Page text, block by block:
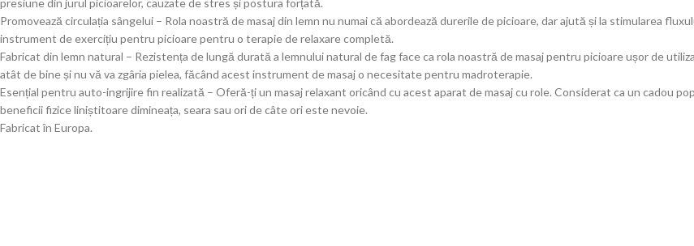
presiune din jurul picioarelor, cauzate de stres și postura forțată.
Promovează circulația sângelui – Rola noastră de masaj din lemn nu numai că abordează durerile de picioare, dar ajută și la stimularea
instrument de exercițiu pentru picioare pentru o terapie de relaxare completă.
Fabricat din lemn natural – Rezistența de lungă durată a lemnului natural de fag face ca rola noastră de masaj pentru picioare ușor de
atât de bine și nu vă va zgâria pielea, făcând acest instrument de masaj o necesitate pentru madroterapie.
Esențial pentru auto-ingrijire fin realizată – Oferă-ți un masaj relaxant oricând cu acest aparat de masaj cu role. Considerat ca un cadou
beneficii fizice liniștitoare dimineața, seara sau ori de câte ori este nevoie.
Fabricat în Europa.